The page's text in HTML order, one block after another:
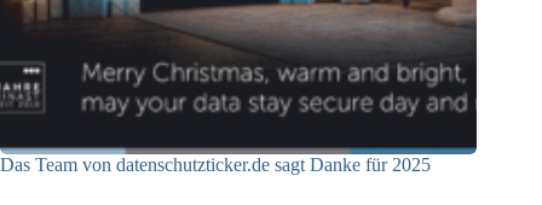
Das Team von datenschutzticker.de sagt Danke für 2025